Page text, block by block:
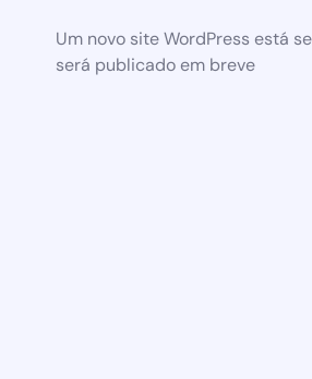
Um novo site WordPress está
será publicado em breve